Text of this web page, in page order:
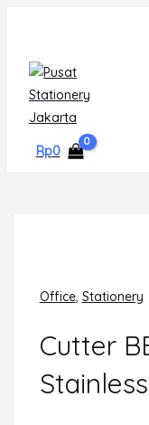
content
Rp0
Office, Stationery
Cutter